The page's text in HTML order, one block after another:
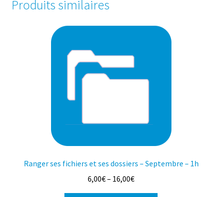
Produits similaires
Ranger ses fichiers et ses dossiers – Septembre – 1h
6,00€– 16,00€